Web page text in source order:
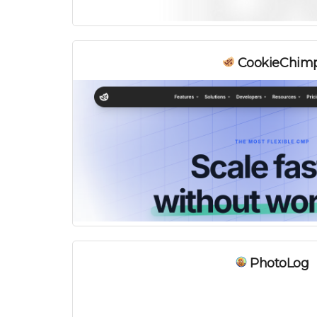
PhotoLog